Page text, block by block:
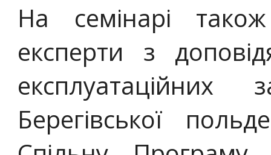
На семінарі також
експерти з
експлуатаційних
Берегівської